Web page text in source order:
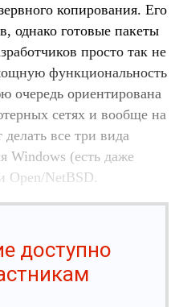
копирования. Его
однако готовые пакеты
просто так не
функциональность
ориентирована
сетях и вообще на
все три вида
Windows (есть даже
Open/NetBSD.
доступно